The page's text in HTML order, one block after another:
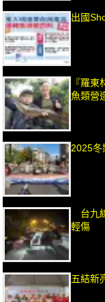
出國
『羅
魚類營
2025冬
台九
輕傷
五結新